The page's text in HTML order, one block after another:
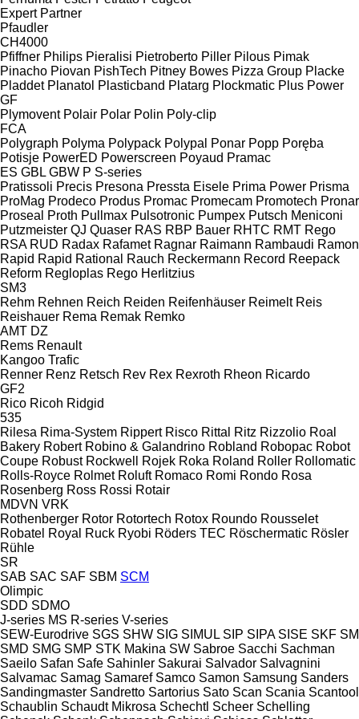
Expert Partner
Pfaudler
CH4000
Pfiffner Philips Pieralisi Pietroberto Piller Pilous Pimak
Pinacho Piovan PishTech Pitney Bowes Pizza Group Placke
Pladdet Planatol Plasticband Platarg Plockmatic Plus Power
GF
Plymovent Polair Polar Polin Poly-clip
FCA
Polygraph Polyma Polypack Polypal Ponar Popp Poręba
Potisje PowerED Powerscreen Poyaud Pramac
ES GBL GBW P S-series
Pratissoli Precis Presona Pressta Eisele Prima Power Prisma
ProMag Prodeco Produs Promac Promecam Promotech Pronar
Proseal
Proth Pullmax Pulsotronic Pumpex Putsch Meniconi
Putzmeister QJ Quaser RAS RBP Bauer RHTC RMT Rego
RSA RUD Radax Rafamet Ragnar Raimann Rambaudi Ramon
Rapid Rapid Rational Rauch Reckermann Record Reepack
Reform Regloplas Rego Herlitzius
SM3
Rehm Rehnen Reich Reiden Reifenhäuser Reimelt Reis
Reishauer Rema Remak Remko
AMT DZ
Rems Renault
Kangoo Trafic
Renner Renz Retsch Rev Rex Rexroth Rheon Ricardo
GF2
Rico Ricoh Ridgid
535
Rilesa Rima-System Rippert Risco Rittal Ritz Rizzolio Roal
Bakery Robert Robino & Galandrino Robland Robopac Robot
Coupe Robust Rockwell Rojek Roka Roland Roller Rollomatic
Rolls-Royce Rolmet Roluft Romaco Romi Rondo Rosa
Rosenberg Ross Rossi Rotair
MDVN VRK
Rothenberger Rotor Rotortech Rotox Roundo Rousselet
Robatel Royal Ruck Ryobi Röders TEC Röschermatic Rösler
Rühle
SR
SAB SAC SAF SBM SCM
Olimpic
SDD SDMO
J-series MS R-series V-series
SEW-Eurodrive SGS SHW SIG SIMUL SIP SIPA SISE SKF SM
SMD SMG SMP STK Makina SW Sabroe Sacchi Sachman
Saeilo Safan Safe Sahinler Sakurai Salvador Salvagnini
Salvamac Samag Samaref Samco Samon Samsung Sanders
Sandingmaster Sandretto Sartorius Sato Scan Scania Scantool
Schaublin Schaudt Mikrosa Schechtl Scheer Schelling